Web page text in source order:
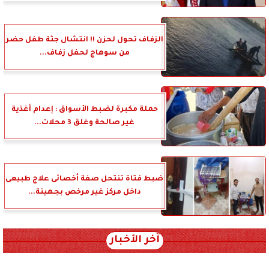
الزفاف تحول لحزن !! انتشال جثة طفل حضر
من سوهاج لحفل زفاف...
حملة مكبرة لضبط الأسواق : إعدام أغذية
غير صالحة وغلق 3 محلات...
ضبط فتاة تنتحل صفة أخصائى علاج طبيعى
داخل مركز غير مرخص بجهينة...
آخر الأخبار